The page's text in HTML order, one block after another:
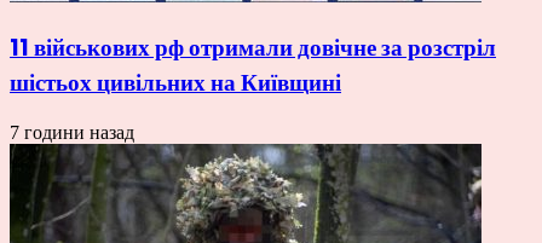
11 військових рф отримали довічне за розстріл
шістьох цивільних на Київщині
7 години назад